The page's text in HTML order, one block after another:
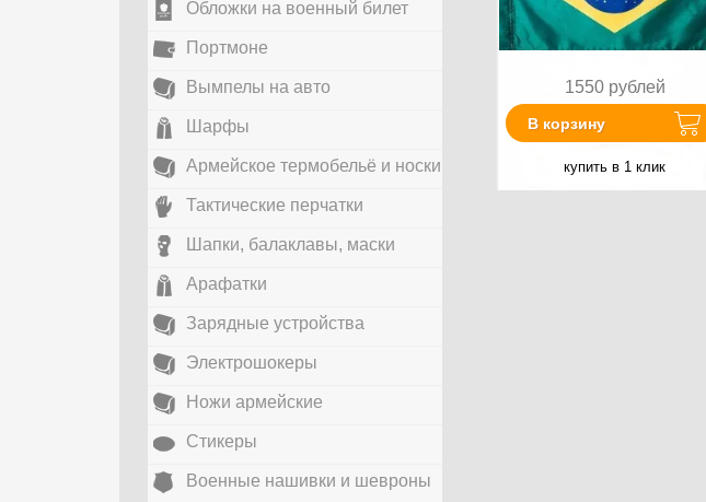
1550 рублей
В корзину
купить в 1 клик
Обложки на военный билет
Портмоне
Вымпелы на авто
Шарфы
Армейское термобельё и носки
Тактические перчатки
Шапки, балаклавы, маски
Арафатки
Зарядные устройства
Электрошокеры
Ножи армейские
Стикеры
Военные нашивки и шевроны